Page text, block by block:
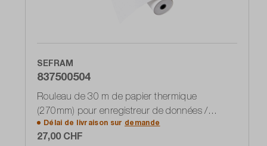
SEFRAM
837500504
Rouleau de 30 m de papier thermique
(270mm) pour enregistreur de données /
enregistreur 8460
Délai de livraison sur demande
27,00 CHF